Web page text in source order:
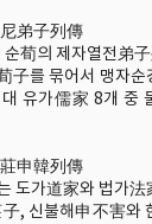
弟子列傳
荀의 제자열전弟
子를 묶어서 맹자순
유가儒家 8개 중
申韓列傳
도가道家와 법가法
, 신불해申不害와